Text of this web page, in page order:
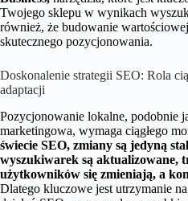
Twojego sklepu w wynikach
również, że budowanie
skutecznego pozycjonowania.
Doskonalenie strategii SEO: Rola
adaptacji
Pozycjonowanie lokalne, podobnie
marketingowa, wymaga ciągłego
świecie SEO, zmiany są jedyną
wyszukiwarek są aktualizowane,
użytkowników się zmieniają, a
Dlatego kluczowe jest utrzymanie